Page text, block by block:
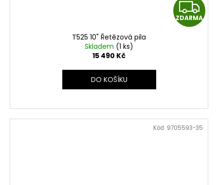
Z
D
A
ZDARMA
T525 10" Řetězová pila
Skladem (1 ks)
15 490 Kč
DO KOŠÍKU
Kód: 9705593-35